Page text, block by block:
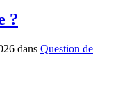
?
dans Question de